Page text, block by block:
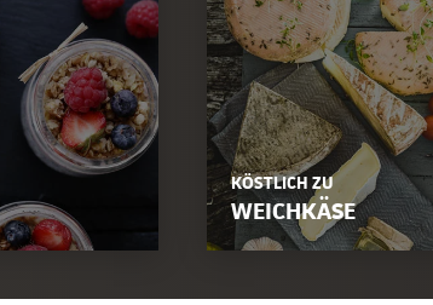
KÖSTLICH ZU
WEICHKÄSE